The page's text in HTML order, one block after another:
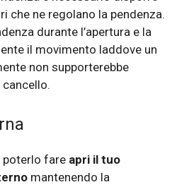
che ne regolano la pendenza.
durante l’apertura e la
il movimento laddove un
non supporterebbe
poterlo fare apri il tuo
mantenendo la